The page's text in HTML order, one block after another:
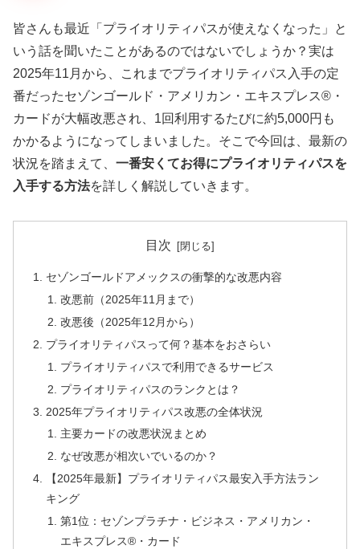
皆さんも最近「プライオリティパスが使えなくなった」と
いう話を聞いたことがあるのではないでしょうか？実は
2025年11月から、これまでプライオリティパス入手の定
番だったセゾンゴールド・アメリカン・エキスプレス®・
カードが大幅改悪され、1回利用するたびに約5,000円も
かかるようになってしまいました。そこで今回は、最新の
状況を踏まえて、 一番安くてお得にプライオリティパスを
入手する方法を詳しく解説していきます。
目次
セゾンゴールドアメックスの衝撃的な改悪内容
改悪前（2025年11月まで）
改悪後（2025年12月から）
プライオリティパスって何？基本をおさらい
プライオリティパスで利用できるサービス
プライオリティパスのランクとは？
2025年プライオリティパス改悪の全体状況
主要カードの改悪状況まとめ
なぜ改悪が相次いでいるのか？
【2025年最新】プライオリティパス最安入手方法ラン
キング
第1位：セゾンプラチナ・ビジネス・アメリカン・
エキスプレス®・カード